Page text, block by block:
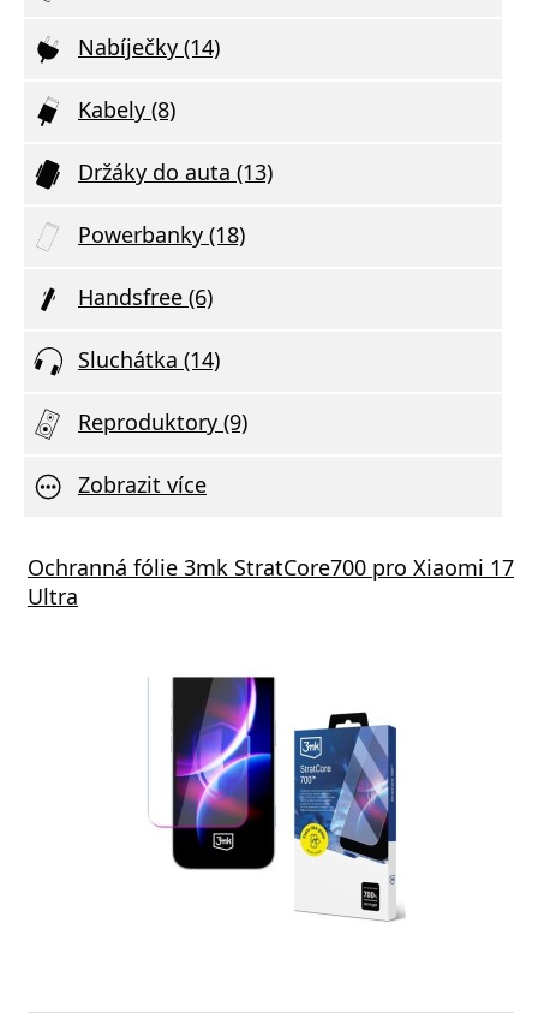
Nabíječky (14)
Kabely (8)
Držáky do auta (13)
Powerbanky (18)
Handsfree (6)
Sluchátka (14)
Reproduktory (9)
Zobrazit více
Ochranná fólie 3mk StratCore700 pro Xiaomi 17
Ultra
SÍŤOVÝ ADAPTÉR GaN 1x USB-C 35W
DELIVERY ČERNÝ